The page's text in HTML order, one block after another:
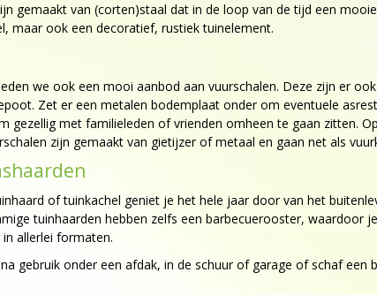
gemaakt van (corten)staal dat in de loop van de tijd een
maar ook een decoratief, rustiek tuinelement.
we ook een mooi aanbod aan vuurschalen. Deze zijn er
Zet er een metalen bodemplaat onder om eventuele
gezellig met familieleden of vrienden omheen te gaan zitten.
zijn gemaakt van gietijzer of metaal en gaan net als
of tuinkachel geniet je het hele jaar door van het
tuinhaarden hebben zelfs een barbecuerooster,
allerlei formaten.
gebruik onder een afdak, in de schuur of garage of schaf